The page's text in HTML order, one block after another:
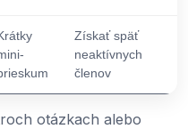
Získať späť
neaktívnych
členov
otázkach alebo